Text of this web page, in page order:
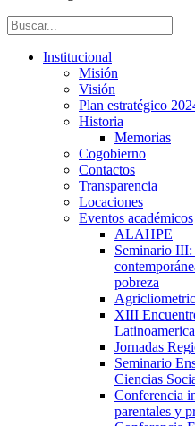
Institucional
Misión
Visión
Plan estratégico
Historia
Memorias
Cogobierno
Contactos
Transparencia
Locaciones
Eventos académicos
ALAHPE
Seminario
pobreza
XIII
Jornadas
Seminario
Ciencias
Conferencia
parentales y